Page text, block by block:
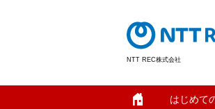
NTT REC株式会社
はじめて